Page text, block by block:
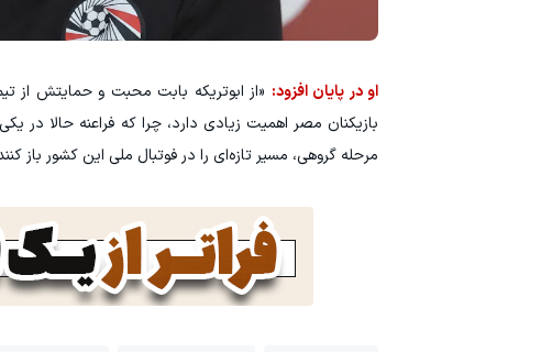
او در پایان افزود: «از ابوتریکه بابت محبت و حمایتش از
بازیکنان مصر اهمیت زیادی دارد، چرا که فراعنه حالا در
مرحله گروهی، مسیر تازه‌ای را در فوتبال ملی این کشور باز